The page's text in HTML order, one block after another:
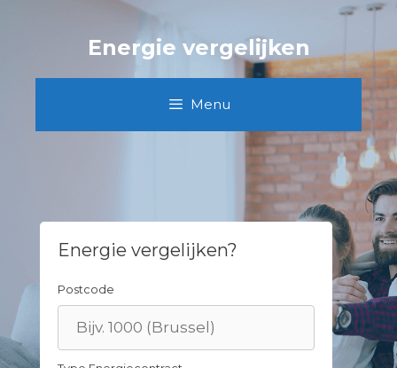
Energie vergelijken
Menu
Energie vergelijken?
Postcode